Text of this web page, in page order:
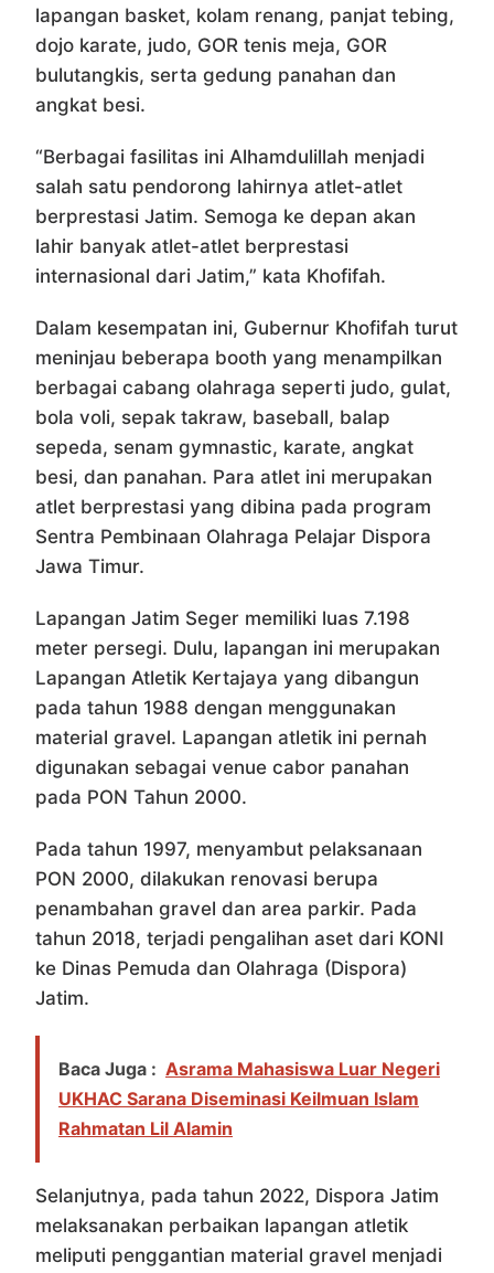
lapangan basket, kolam renang, panjat tebing,
dojo karate, judo, GOR tenis meja, GOR
bulutangkis, serta gedung panahan dan
angkat besi.
“Berbagai fasilitas ini Alhamdulillah menjadi
salah satu pendorong lahirnya atlet-atlet
berprestasi Jatim. Semoga ke depan akan
lahir banyak atlet-atlet berprestasi
internasional dari Jatim,” kata Khofifah.
Dalam kesempatan ini, Gubernur Khofifah turut
meninjau beberapa booth yang menampilkan
berbagai cabang olahraga seperti judo, gulat,
bola voli, sepak takraw, baseball, balap
sepeda, senam gymnastic, karate, angkat
besi, dan panahan. Para atlet ini merupakan
atlet berprestasi yang dibina pada program
Sentra Pembinaan Olahraga Pelajar Dispora
Jawa Timur.
Lapangan Jatim Seger memiliki luas 7.198
meter persegi. Dulu, lapangan ini merupakan
Lapangan Atletik Kertajaya yang dibangun
pada tahun 1988 dengan menggunakan
material gravel. Lapangan atletik ini pernah
digunakan sebagai venue cabor panahan
pada PON Tahun 2000.
Pada tahun 1997, menyambut pelaksanaan
PON 2000, dilakukan renovasi berupa
penambahan gravel dan area parkir. Pada
tahun 2018, terjadi pengalihan aset dari KONI
ke Dinas Pemuda dan Olahraga (Dispora)
Jatim.
Baca Juga : Asrama Mahasiswa Luar Negeri
UKHAC Sarana Diseminasi Keilmuan Islam
Rahmatan Lil Alamin
Selanjutnya, pada tahun 2022, Dispora Jatim
melaksanakan perbaikan lapangan atletik
meliputi penggantian material gravel menjadi